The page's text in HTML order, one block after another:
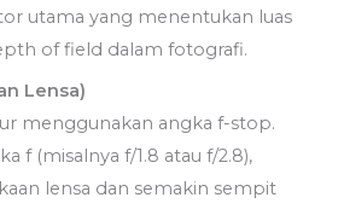
utama yang menentukan luas
of field dalam fotografi.
Lensa)
menggunakan angka f-stop.
f (misalnya f/1.8 atau f/2.8),
lensa dan semakin sempit